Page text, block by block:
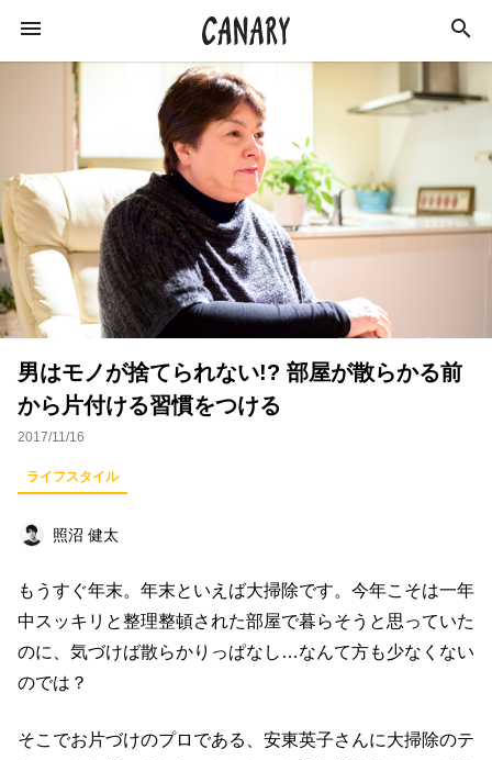
KEYWORD
キーワード
カルチャー ライフスタイル
健康 スキルアップ ダイエット 美容
エンターテインメント インタビュー
ライフハック
オフ会レポート クリエイター グルメ
社会 ファッション 音楽 海外
コミュニティ
男はモノが捨てられない!? 部屋が散らかる前
から片付ける習慣をつける
2017/11/16
ライフスタイル
照沼 健太
もうすぐ年末。年末といえば大掃除です。今年こそは一年
中スッキリと整理整頓された部屋で暮らそうと思っていた
のに、気づけば散らかりっぱなし…なんて方も少なくない
のでは？
そこでお片づけのプロである、安東英子さんに大掃除のテ